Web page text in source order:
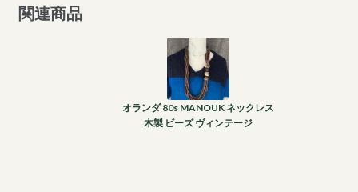
関連商品
オランダ 80s MANOUK ネックレス
木製 ビーズ ヴィンテージ